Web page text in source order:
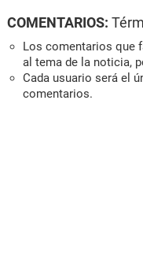
COMENTARIOS:
Los comentarios que
al tema de la noticia,
Cada usuario será el
comentarios.